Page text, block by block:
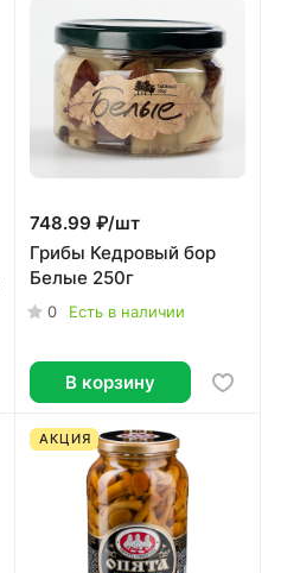
748.99 ₽/шт
Грибы Кедровый бор
Белые 250г
0 Есть в наличии
В корзину
АКЦИЯ